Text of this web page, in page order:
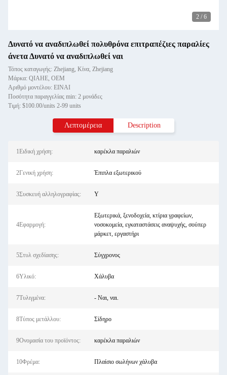
2 / 6
Δυνατό να αναδιπλωθεί πολυθρόνα επιτραπέζιες παραλίες
άνετα Δυνατό να αναδιπλωθεί ναι
Τόπος καταγωγής: Zhejiang, Κίνα, Zhejiang
Μάρκα: QIAHE, OEM
Αριθμό μοντέλου: ΕΙΝΑΙ
Ποσότητα παραγγελίας min: 2 μονάδες
Τιμή: $100.00/units 2-99 units
Λεπτομέρεια Description
1Ειδική χρήση: καρέκλα παραλιών
2Γενική χρήση: Έπιπλα εξωτερικού
3Συσκευή αλληλογραφίας: Y
4Εφαρμογή:
Εξωτερικά, ξενοδοχεία, κτίρια γραφείων,
νοσοκομεία, εγκαταστάσεις αναψυχής, σούπερ
μάρκετ, εργαστήρι
5Στυλ σχεδίασης: Σύγχρονος
6Υλικό: Χάλυβα
7Τυλιγμένα: - Ναι, ναι.
8Τύπος μετάλλου: Σίδηρο
9Ονομασία του προϊόντος: καρέκλα παραλιών
10Φρέμα: Πλαίσιο σωλήνων χάλυβα